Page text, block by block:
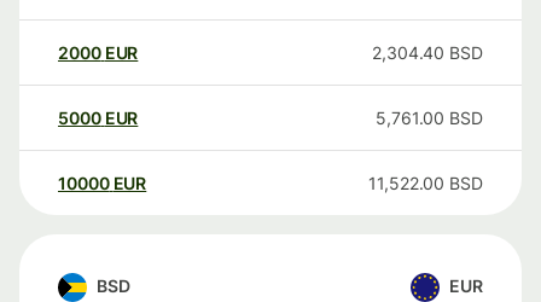
2000 EUR 2,304.40 BSD
5000 EUR 5,761.00 BSD
10000 EUR 11,522.00 BSD
BSD EUR